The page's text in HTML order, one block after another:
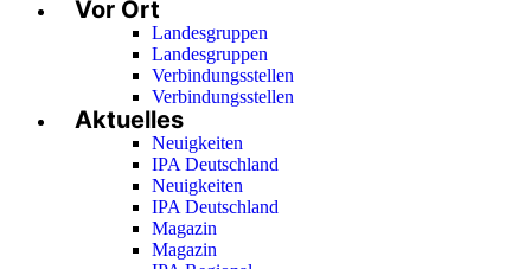
Vor Ort
Landesgruppen
Landesgruppen
Verbindungsstellen
Verbindungsstellen
Aktuelles
Neuigkeiten
IPA Deutschland
Neuigkeiten
IPA Deutschland
Magazin
Magazin